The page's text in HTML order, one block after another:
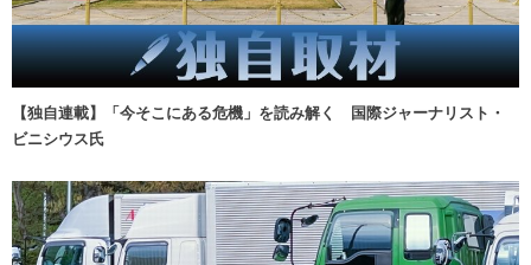
【独自連載】「今そこにある危機」を読み解く 国際ジャーナリスト・
ビニシウス氏